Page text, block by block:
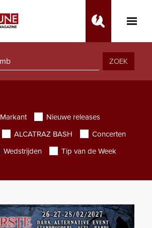
Toggle
ZOEK
Markant
Nieuwe releases
ALCATRAZ BASH
Concerten
Wedstrijden Tip van de Week